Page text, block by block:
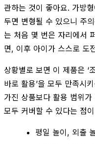
관하는 것이 좋아요. 가방
두면 변형될 수 있으니 주
는 처음 몇 번은 자리에서
면, 이후 아이가 스스로 도
상황별로 보면 이 제품은 ‘
바로 활용’을 모두 만족시
가진 상품보다 활용 범위가
모두 커버할 수 있다는 점
평일 놀이, 외출